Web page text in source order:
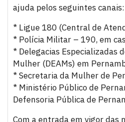
ajuda pelos seguintes canais:
* Ligue 180 (Central de
* Polícia Militar – 190, em
* Delegacias Especializadas
Mulher (DEAMs) em
* Secretaria da Mulher de
* Ministério Público de
Defensoria Pública de
Com a entrada em vigor das